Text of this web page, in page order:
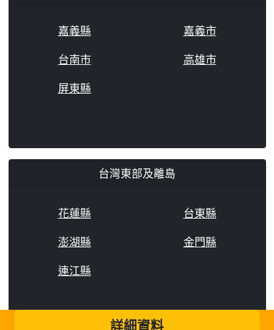
詳細資料
嘉義縣
嘉義市
台南市
高雄市
屏東縣
台灣東部及離島
花蓮縣
台東縣
澎湖縣
金門縣
連江縣